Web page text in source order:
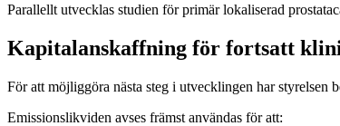
Parallellt utvecklas studien för primär lokaliserad
Kapitalanskaffning för fortsatt
För att möjliggöra nästa steg i utvecklingen har styrelsen
Emissionslikviden avses främst användas för att: